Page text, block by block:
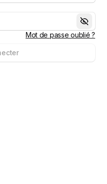
Mot de passe oublié ?